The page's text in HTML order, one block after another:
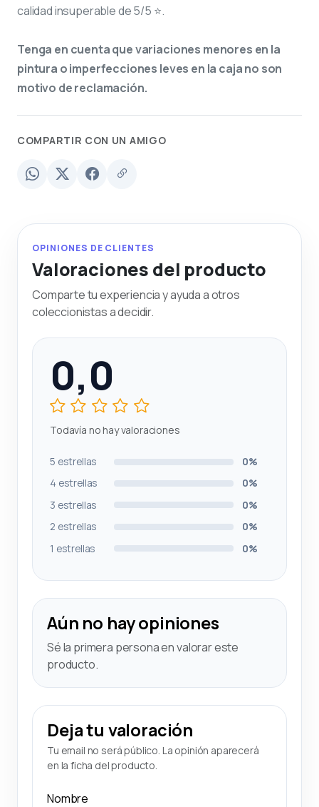
calidad insuperable de 5/5 ⭐.
Tenga en cuenta que variaciones menores en la
pintura o imperfecciones leves en la caja no son
motivo de reclamación.
COMPARTIR CON UN AMIGO
OPINIONES DE CLIENTES
Valoraciones del producto
Comparte tu experiencia y ayuda a otros
coleccionistas a decidir.
0,0
Todavía no hay valoraciones
5 estrellas
0%
4 estrellas
0%
3 estrellas
0%
2 estrellas
0%
1 estrellas
0%
Aún no hay opiniones
Sé la primera persona en valorar este
producto.
Deja tu valoración
Tu email no será público. La opinión aparecerá
en la ficha del producto.
Nombre